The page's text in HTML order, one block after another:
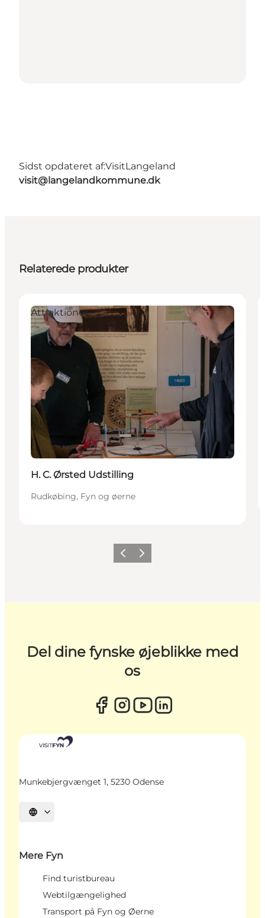
Sidst opdateret af:VisitLangeland
visit@langelandkommune.dk
Relaterede produkter
Attraktioner
H. C. Ørsted Udstilling
Rudkøbing, Fyn og øerne
ForrigeNæste
Del dine fynske øjeblikke med
os
Munkebjergvænget 1, 5230 Odense
Vælg sprog
Mere Fyn
Find turistbureau
Webtilgængelighed
Transport på Fyn og Øerne